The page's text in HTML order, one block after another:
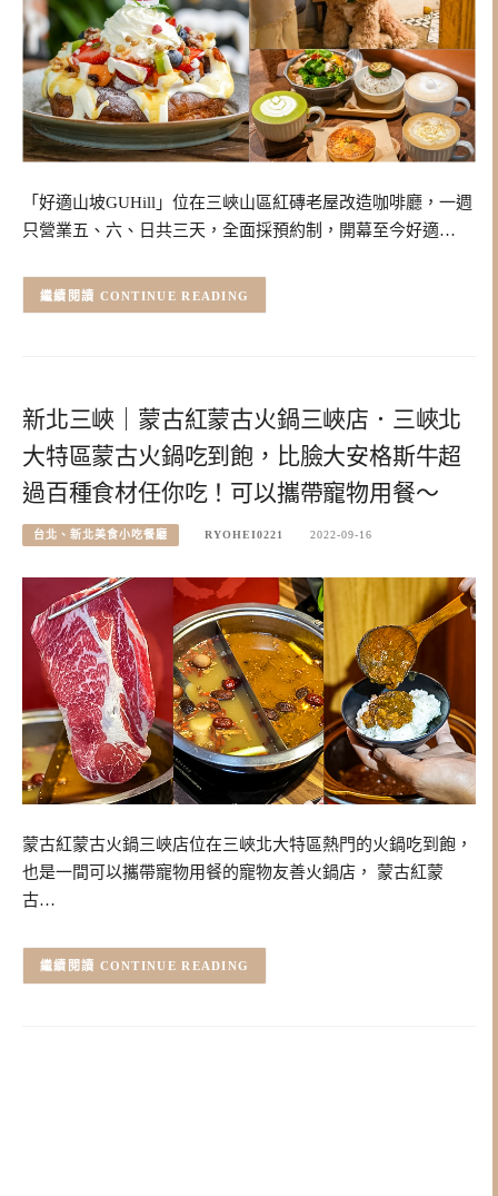
「好適山坡GUHill」位在三峽山區紅磚老屋改造咖啡廳，一週
只營業五、六、日共三天，全面採預約制，開幕至今好適…
CONTINUE READING
新北三峽｜蒙古紅蒙古火鍋三峽店．三峽北
大特區蒙古火鍋吃到飽，比臉大安格斯牛超
過百種食材任你吃！可以攜帶寵物用餐～
台北、新北美食小吃餐廳 RYOHEI0221 2022-09-16
蒙古紅蒙古火鍋三峽店位在三峽北大特區熱門的火鍋吃到飽，
也是一間可以攜帶寵物用餐的寵物友善火鍋店， 蒙古紅蒙
古…
CONTINUE READING